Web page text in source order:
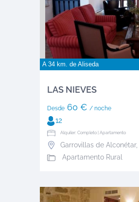
A 34 km. de Aliseda
LAS NIEVES
Desde60 € / noche
12
Alquiler: Completo | Apartamento
Garrovillas de Alconétar,
Apartamento Rural